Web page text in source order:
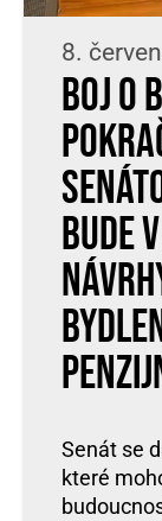
8.
Boj o
bude
Senát se
které